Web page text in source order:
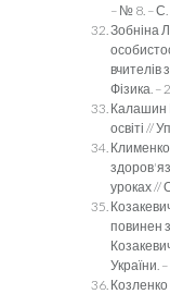
– № 8. – С.
Зобніна
вчителів
Фізика. –
Калашин
освіті //
уроках //
повинен
України.
Козленко